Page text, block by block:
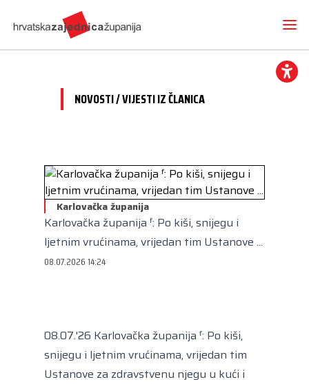
Novosti
Hrvatska zajednica županija
Vijesti iz članica
O nama
Dokumenti
Imenovanja
Predsjednik
Radne skupine
Mediji
Projekti
Otvoreni proračun
Volim svoju županiju
Međunarodna suradnja
CEMR
Europski odbor regija
NOVOSTI / VIJESTI IZ ČLANICA
Karlovačka županija
Karlovačka županija ᶠ: Po kiši, snijegu i
ljetnim vrućinama, vrijedan tim Ustanove ...
08.07.2026 14:24
08.07.'26 Karlovačka županija ᶠ: Po kiši,
snijegu i ljetnim vrućinama, vrijedan tim
Ustanove za zdravstvenu njegu u kući i